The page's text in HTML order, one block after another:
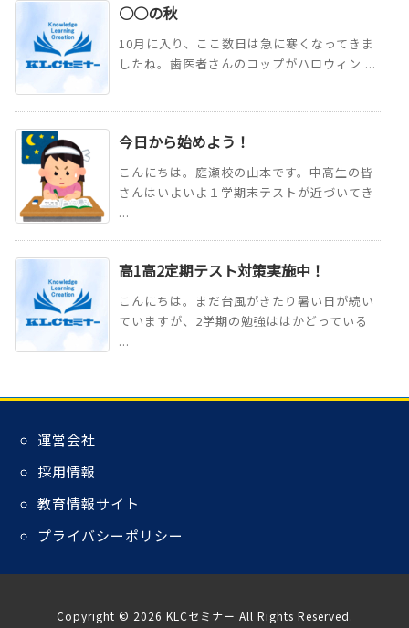
○○の秋
10月に入り、ここ数日は急に寒くなってきま
したね。歯医者さんのコップがハロウィン ...
今日から始めよう！
こんにちは。庭瀬校の山本です。中高生の皆
さんはいよいよ１学期末テストが近づいてき
...
高1高2定期テスト対策実施中！
こんにちは。まだ台風がきたり暑い日が続い
ていますが、2学期の勉強ははかどっている
...
運営会社
採用情報
教育情報サイト
プライバシーポリシー
Copyright © 2026 KLCセミナー All Rights Reserved.